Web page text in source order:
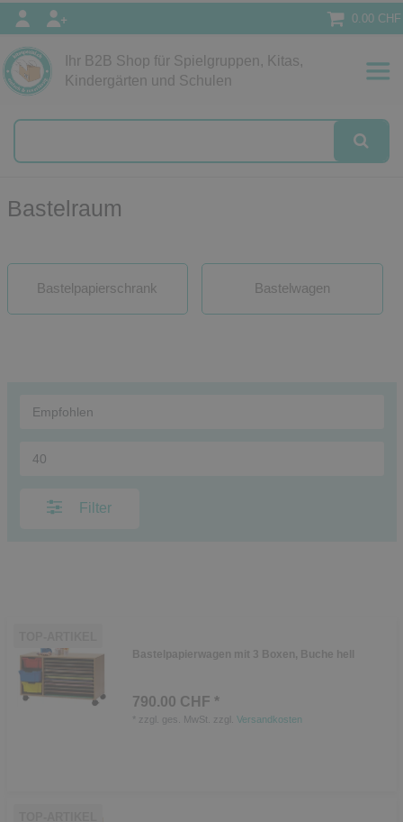
0.00 CHF
Ihr B2B Shop für Spielgruppen, Kitas,
Kindergärten und Schulen
Bastelraum
Bastelpapierschrank Bastelwagen
Filter
Bastelpapierwagen mit 3 Boxen, Buche hell
790.00 CHF *
zzgl. ges. MwSt. zzgl. Versandkosten